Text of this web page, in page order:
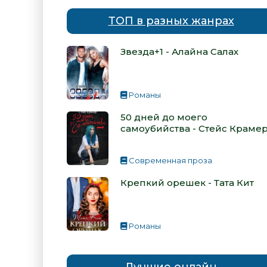
ТОП в разных жанрах
Звезда+1 - Алайна Салах
Романы
50 дней до моего
самоубийства - Стейс
Современная проза
Крепкий орешек - Тата Кит
Романы